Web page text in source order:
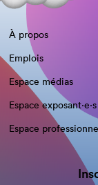
À propos
Emplois
Espace médias
Espace exposant·e⋅s
Espace